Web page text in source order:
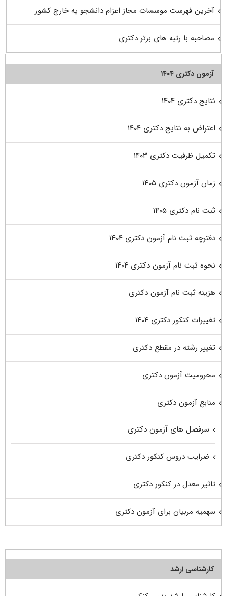
آخرین فهرست موسسات مجاز اعزام دانشجو به خارج کشور
مصاحبه با رتبه های برتر دکتری
آزمون دکتری ۱۴۰۴
نتایج دکتری ۱۴۰۴
اعتراض به نتایج دکتری ۱۴۰۴
تکمیل ظرفیت دکتری ۱۴۰۳
زمان آزمون دکتری ۱۴۰۵
ثبت نام دکتری ۱۴۰۵
دفترچه ثبت نام آزمون دکتری ۱۴۰۴
نحوه ثبت نام آزمون دکتری ۱۴۰۴
هزینه ثبت نام آزمون دکتری
تغییرات کنکور دکتری ۱۴۰۴
تغییر رشته در مقطع دکتری
محرومیت آزمون دکتری
منابع آزمون دکتری
سرفصل های آزمون دکتری
ضرایب دروس کنکور دکتری
تاثیر معدل در کنکور دکتری
سهمیه مربیان برای آزمون دکتری
کارشناسی ارشد